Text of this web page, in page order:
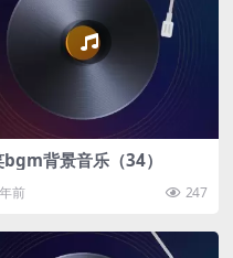
背景音乐（34）
前 247